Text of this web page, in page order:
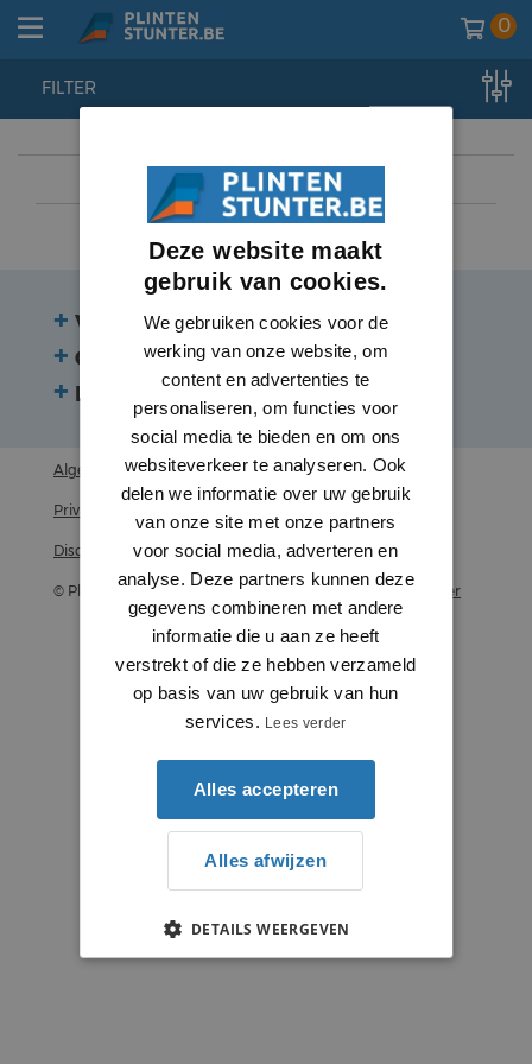
0
home // wandpaneel mdf
FILTER
Veelgestelde vragen
Contact
Beoordelingen
Algemene voorwaarden
Privacy statement
Disclaimer
© Plintenstunter 2026 Profielenstunter
Deze website maakt
gebruik van cookies.
We gebruiken cookies voor de
werking van onze website, om
content en advertenties te
personaliseren, om functies voor
social media te bieden en om ons
websiteverkeer te analyseren. Ook
delen we informatie over uw gebruik
van onze site met onze partners
voor social media, adverteren en
analyse. Deze partners kunnen deze
gegevens combineren met andere
informatie die u aan ze heeft
verstrekt of die ze hebben verzameld
op basis van uw gebruik van hun
services.
Lees verder
Alles accepteren
Alles afwijzen
DETAILS WEERGEVEN